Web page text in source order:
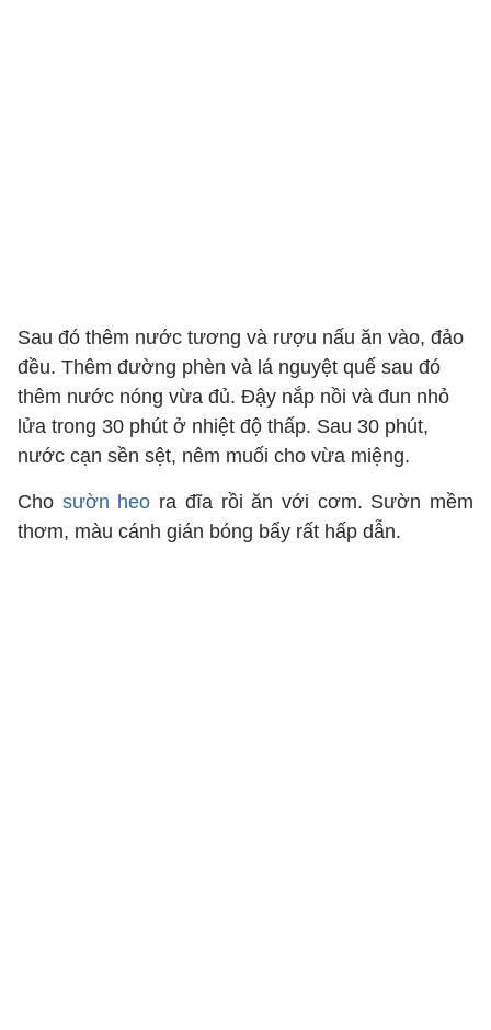
Sau đó thêm nước tương và rượu nấu ăn vào, đảo
đều. Thêm đường phèn và lá nguyệt quế sau đó
thêm nước nóng vừa đủ. Đậy nắp nồi và đun nhỏ
lửa trong 30 phút ở nhiệt độ thấp. Sau 30 phút,
nước cạn sền sệt, nêm muối cho vừa miệng.
Cho sườn heo ra đĩa rồi ăn với cơm. Sườn mềm
thơm, màu cánh gián bóng bẩy rất hấp dẫn.